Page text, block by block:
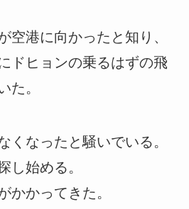
空港に向かったと知り、
ドヒョンの乗るはずの飛
た。
くなったと騒いでいる。
し始める。
かかってきた。